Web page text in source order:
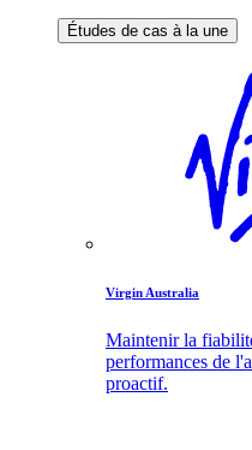
Études de cas à la une
Virgin Australia
Maintenir la
performances de
proactif.